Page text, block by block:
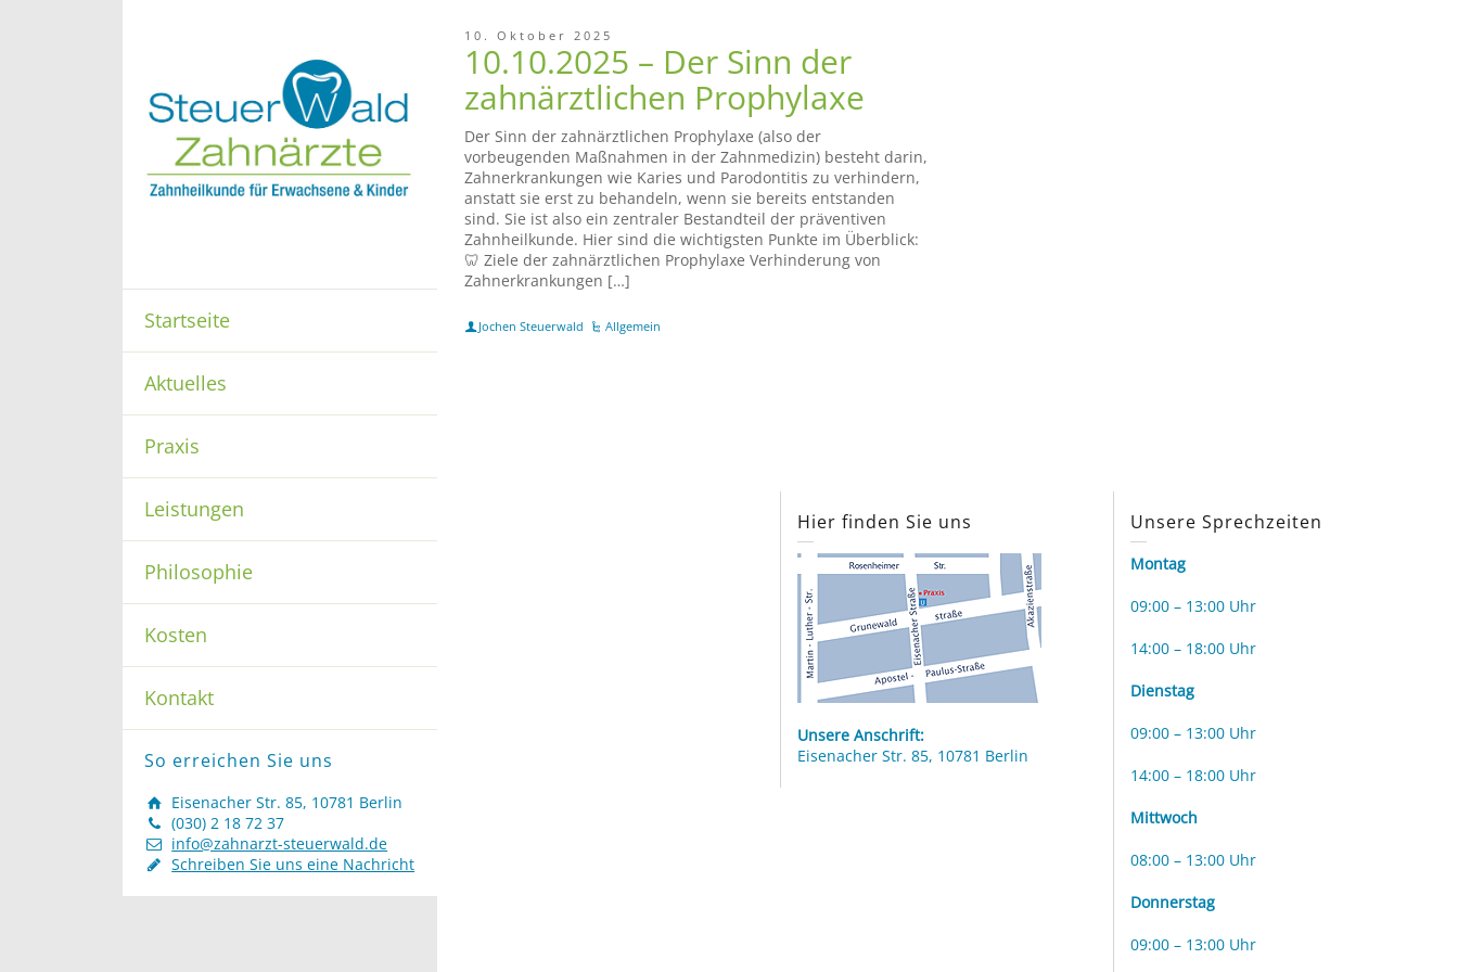
Startseite
Aktuelles
Praxis
Leistungen
Philosophie
Kosten
Kontakt
So erreichen Sie uns
Eisenacher Str. 85, 10781 Berlin
(030) 2 18 72 37
info@zahnarzt-steuerwald.de
Schreiben Sie uns eine Nachricht
10. Oktober 2025
10.10.2025 – Der Sinn der
zahnärztlichen Prophylaxe
Der Sinn der zahnärztlichen Prophylaxe (also der
vorbeugenden Maßnahmen in der Zahnmedizin) besteht darin,
Zahnerkrankungen wie Karies und Parodontitis zu verhindern,
anstatt sie erst zu behandeln, wenn sie bereits entstanden
sind. Sie ist also ein zentraler Bestandteil der präventiven
Zahnheilkunde. Hier sind die wichtigsten Punkte im Überblick:
🦷 Ziele der zahnärztlichen Prophylaxe Verhinderung von
Zahnerkrankungen […]
Jochen Steuerwald Allgemein
Hier finden Sie uns
Unsere Anschrift:
Eisenacher Str. 85, 10781 Berlin
Unsere Sprechzeiten
Montag
09:00 – 13:00 Uhr
14:00 – 18:00 Uhr
Dienstag
09:00 – 13:00 Uhr
14:00 – 18:00 Uhr
Mittwoch
08:00 – 13:00 Uhr
Donnerstag
09:00 – 13:00 Uhr